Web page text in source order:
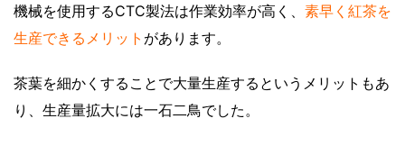
機械を使用するCTC製法は作業効率が高く、 素早く紅茶を
生産できるメリット があります。
茶葉を細かくすることで大量生産するというメリットもあ
り、生産量拡大には一石二鳥でした。